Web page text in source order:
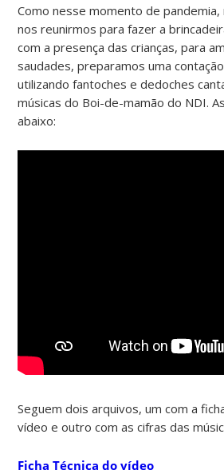
Como nesse momento de pandemia,
nos reunirmos para fazer a
com a presença das crianças, para
saudades, preparamos uma
utilizando fantoches e dedoches
músicas do Boi-de-mamão do NDI.
abaixo:
Seguem dois arquivos, um com a
vídeo e outro com as cifras das
Ficha Técnica do vídeo